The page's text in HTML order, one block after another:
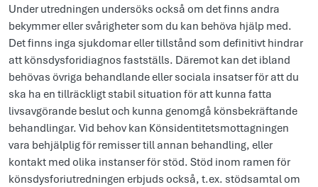
Under utredningen undersöks också om det finns andra
bekymmer eller svårigheter som du kan behöva hjälp med.
Det finns inga sjukdomar eller tillstånd som definitivt hindrar
att könsdysforidiagnos fastställs. Däremot kan det ibland
behövas övriga behandlande eller sociala insatser för att du
ska ha en tillräckligt stabil situation för att kunna fatta
livsavgörande beslut och kunna genomgå könsbekräftande
behandlingar. Vid behov kan Könsidentitetsmottagningen
vara behjälplig för remisser till annan behandling, eller
kontakt med olika instanser för stöd. Stöd inom ramen för
könsdysforiutredningen erbjuds också, t.ex. stödsamtal om